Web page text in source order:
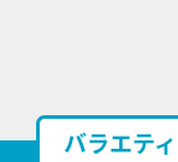
バラエティ